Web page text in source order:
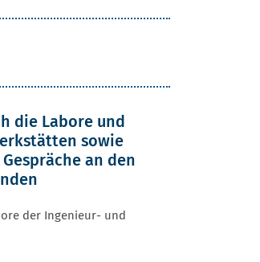
die Labore und
sowie
an den
der Ingenieur- und